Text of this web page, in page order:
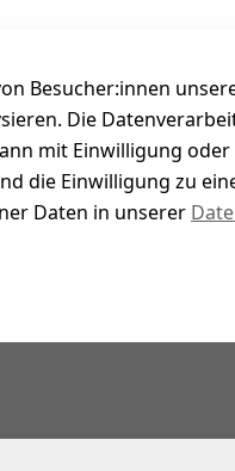
Besucher:innen
Die
mit Einwilligung
die Einwilligung zu
Daten in unserer